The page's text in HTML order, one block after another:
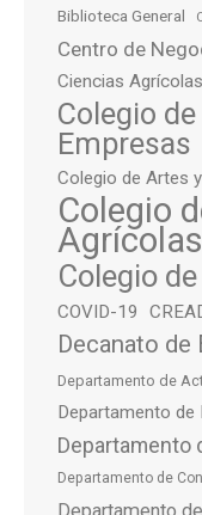
Biblioteca General
Centro de
Ciencias Agrícolas
Colegio
Empresas
Colegio de Artes
Colegio
Agrícolas
Colegio
COVID-19
Decanato de
Departamento de
Departamento de
Departamento
Departamento de